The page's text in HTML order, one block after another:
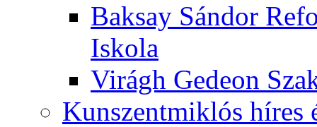
Baksay Sándor
Iskola
Virágh Gedeon
Kunszentmiklós híres